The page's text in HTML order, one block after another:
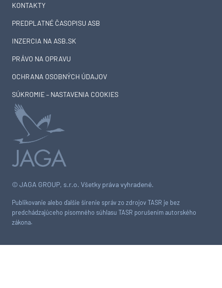
© JAGA GROUP, s.r.o. Všetky práva vyhradené.
Publikovanie alebo ďalšie šírenie správ zo zdrojov TASR je bez
predchádzajúceho písomného súhlasu TASR porušením autorského
zákona.
KONTAKTY
PREDPLATNÉ ČASOPISU ASB
INZERCIA NA ASB.SK
PRÁVO NA OPRAVU
OCHRANA OSOBNÝCH ÚDAJOV
SÚKROMIE – NASTAVENIA COOKIES